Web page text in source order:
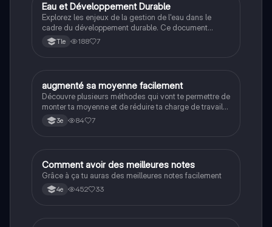
Filières pro
Eau et Développement Durable
Explorez les enjeux de la gestion de l'eau dans le
cadre du développement durable. Ce document
aborde les traitements de l'eau, sa consommation
directe et indirecte, ainsi que les mesures de
Tle 188 7
Méthodo
augmenté sa moyenne facilement
Découvre plusieurs méthodes qui vont te permettre de
monter ta moyenne et de réduire ta charge de travail
3e 84 7
Autres
Comment avoir des meilleures notes
Grâce à ça tu auras des meilleures notes facilement
4e 452 33